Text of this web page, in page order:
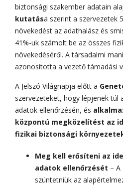
biztonsági szakember adatain
kutatása szerint a szervezetek
növekedést az adathalász és
41%-uk számolt be az összes
növekedéséről. A társadalmi
azonosította a vezető támadási
A Jelszó Világnapja előtt a
szervezeteket, hogy lépjenek túl
adatok ellenőrzésén, és
központú megközelítést az
fizikai biztonsági
Meg kell erősíteni az
adatok ellenőrzését – A
szüntetniük az